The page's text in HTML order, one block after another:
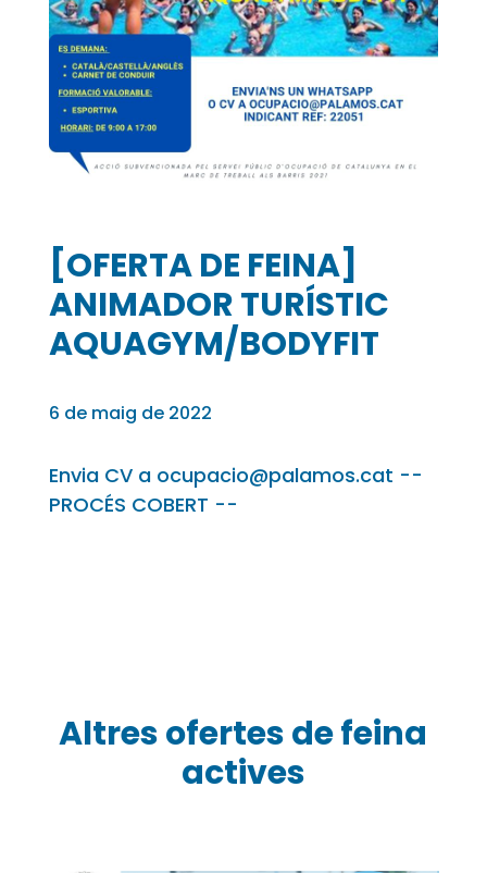
[OFERTA DE FEINA]
ANIMADOR TURÍSTIC
AQUAGYM/BODYFIT
6 de maig de 2022
Envia CV a ocupacio@palamos.cat --
PROCÉS COBERT --
Altres ofertes de feina
actives